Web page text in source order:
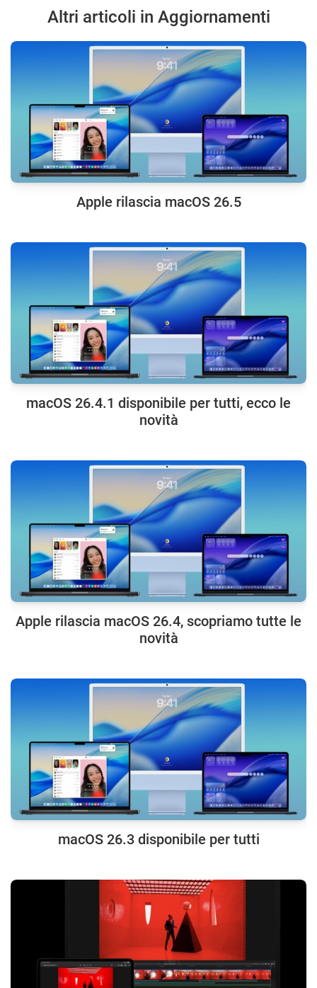
Altri articoli in Aggiornamenti
Apple rilascia macOS 26.5
macOS 26.4.1 disponibile per tutti, ecco le
novità
Apple rilascia macOS 26.4, scopriamo tutte le
novità
macOS 26.3 disponibile per tutti